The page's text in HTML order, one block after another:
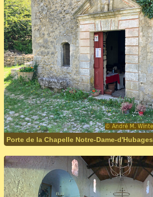
Porte de la Chapelle Notre-Dame-d'Hubages